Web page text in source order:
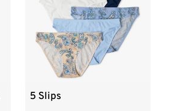
5 Slips